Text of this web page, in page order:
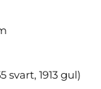
svart, 1913 gul)